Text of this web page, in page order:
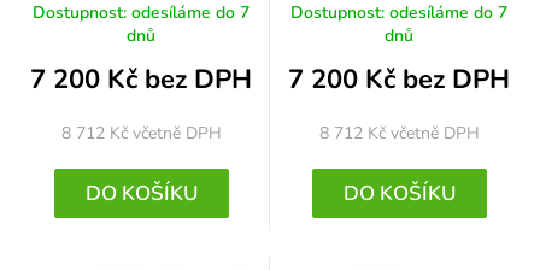
Dostupnost: odesíláme do 7
dnů
7 200 Kč bez DPH
8 712 Kč včetně DPH
DO KOŠÍKU
Dostupnost: odesíláme do 7
dnů
7 200 Kč bez DPH
8 712 Kč včetně DPH
DO KOŠÍKU